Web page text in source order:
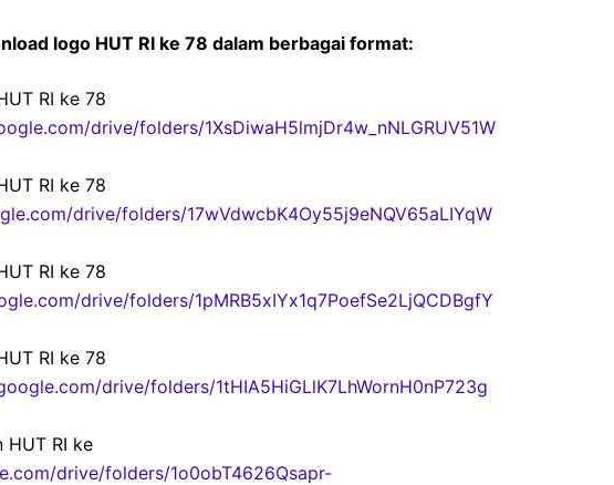
logo HUT RI ke 78 dalam berbagai format:
RI ke 78
drive/folders/1XsDiwaH5lmjDr4w_nNLGRUV51W
RI ke 78
drive/folders/17wVdwcbK4Oy55j9eNQV65aLIYqW
RI ke 78
drive/folders/1pMRB5xIYx1q7PoefSe2LjQCDBgfY
RI ke 78
drive/folders/1tHIA5HiGLlK7LhWornH0nP723g
HUT RI ke
drive/folders/1o0obT4626Qsapr-